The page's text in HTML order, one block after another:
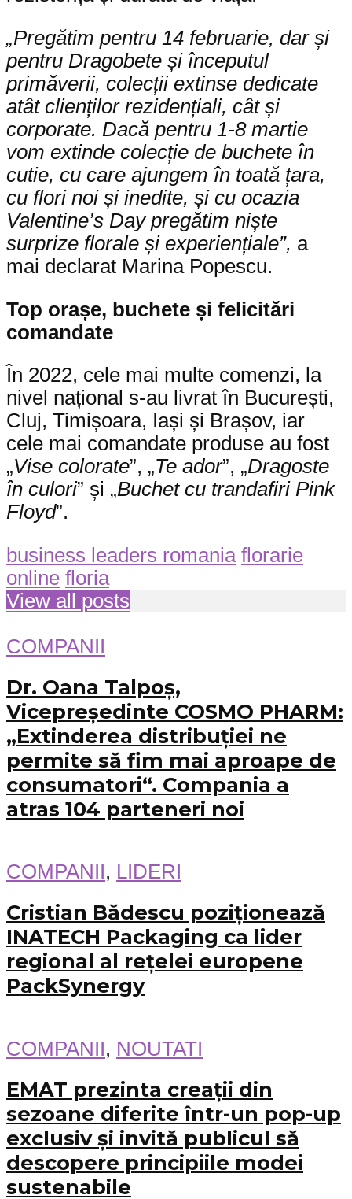
„Pregătim pentru 14 februarie, dar și
pentru Dragobete și începutul
primăverii, colecții extinse dedicate
atât clienților rezidențiali, cât și
corporate. Dacă pentru 1-8 martie
vom extinde colecție de buchete în
cutie, cu care ajungem în toată țara,
cu flori noi și inedite, și cu ocazia
Valentine’s Day pregătim niște
surprize florale și experiențiale”, a
mai declarat Marina Popescu.
Top orașe, buchete și felicitări
comandate
În 2022, cele mai multe comenzi, la
nivel național s-au livrat în București,
Cluj, Timișoara, Iași și Brașov, iar
cele mai comandate produse au fost
„Vise colorate”, „Te ador”, „Dragoste
în culori” și „Buchet cu trandafiri Pink
Floyd”.
business leaders romania florarie
online floria
View all posts
COMPANII
Dr. Oana Talpoș,
Vicepreședinte COSMO PHARM:
„Extinderea distribuției ne
permite să fim mai aproape de
consumatori“. Compania a
atras 104 parteneri noi
COMPANII, LIDERI
Cristian Bădescu poziționează
INATECH Packaging ca lider
regional al rețelei europene
PackSynergy
COMPANII, NOUTATI
EMAT prezinta creații din
sezoane diferite într-un pop-up
exclusiv și invită publicul să
descopere principiile modei
sustenabile